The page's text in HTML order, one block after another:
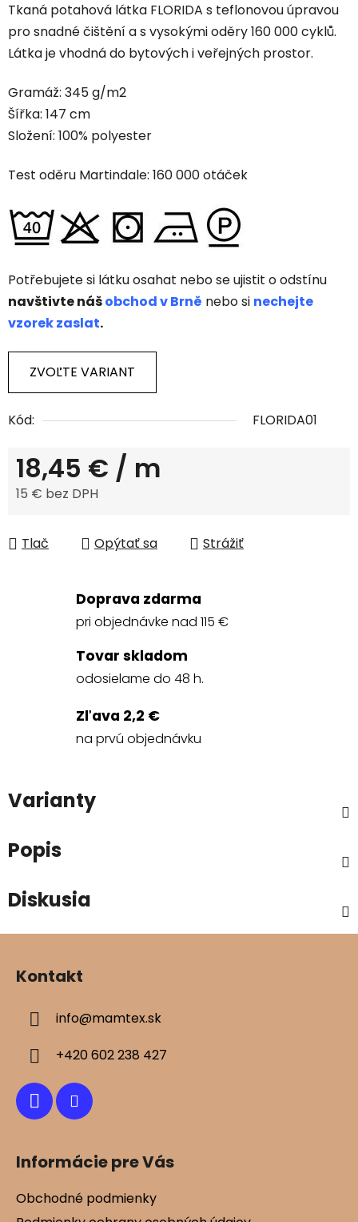
Tkaná potahová látka FLORIDA s teflonovou úpravou
pro snadné čištění a s vysokými oděry 160 000 cyklů.
Látka je vhodná do bytových i veřejných prostor.
Gramáž: 345 g/m2
Šířka: 147 cm
Složení: 100% polyester
Test oděru Martindale: 160 000 otáček
Potřebujete si látku osahat nebo se ujistit o odstínu
navštivte nášobchod v Brně nebo si nechejte
vzorek zaslat.
ZVOĽTE VARIANT
Kód: FLORIDA01
18,45 € / m
15 € bez DPH
Tlač
Opýtať sa Strážiť
Doprava zdarma
pri objednávke nad 115 €
Tovar skladom
odosielame do 48 h.
Zľava 2,2 €
na prvú objednávku
Varianty
Popis
Diskusia
Kontakt
info@mamtex.sk
+420 602 238 427
Informácie pre Vás
Obchodné podmienky